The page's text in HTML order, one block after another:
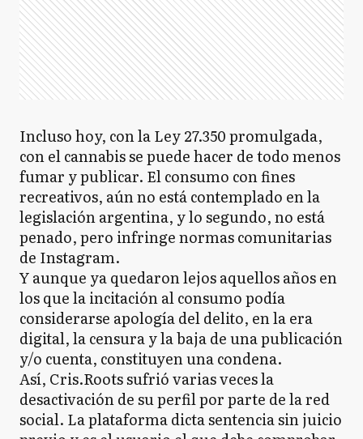
Incluso hoy, con la Ley 27.350 promulgada,
con el cannabis se puede hacer de todo menos
fumar y publicar. El consumo con fines
recreativos, aún no está contemplado en la
legislación argentina, y lo segundo, no está
penado, pero infringe normas comunitarias
de Instagram.
Y aunque ya quedaron lejos aquellos años en
los que la incitación al consumo podía
considerarse apología del delito, en la era
digital, la censura y la baja de una publicación
y/o cuenta, constituyen una condena.
Así, Cris.Roots sufrió varias veces la
desactivación de su perfil por parte de la red
social. La plataforma dicta sentencia sin juicio